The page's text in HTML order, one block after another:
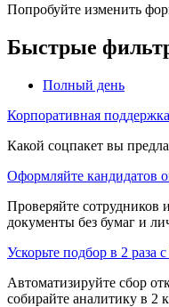
Попробуйте изменить
Быстрые
Полный день
Корпоративная
Какой соцпакет вы
Оформляйте кандидатов
Проверяйте сотрудников
документы без бумаг и
Ускорьте подбор в 2 раза
Автоматизируйте сбор
собирайте аналитику в 2